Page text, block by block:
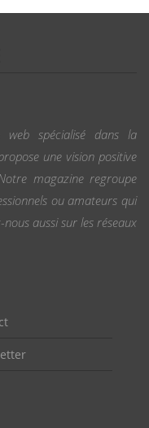
web spécialisé dans la
une vision positive
magazine regroupe
ou amateurs qui
aussi sur les réseaux